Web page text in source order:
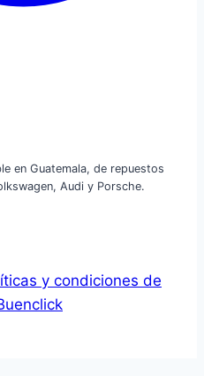
en Guatemala, de repuestos
Audi y Porsche.
y condiciones de